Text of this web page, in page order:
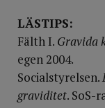
LÄSTIPS:
Fälth I. Gravida
egen 2004.
Socialstyrelsen.
graviditet. SoS-